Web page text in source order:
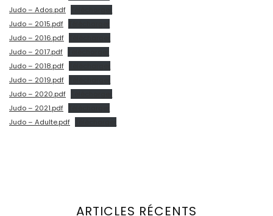
Judo – Ados.pdf
Judo – 2015.pdf
Judo – 2016.pdf
Judo – 2017.pdf
Judo – 2018.pdf
Judo – 2019.pdf
Judo – 2020.pdf
Judo – 2021.pdf
Judo – Adulte.pdf
ARTICLES RÉCENTS